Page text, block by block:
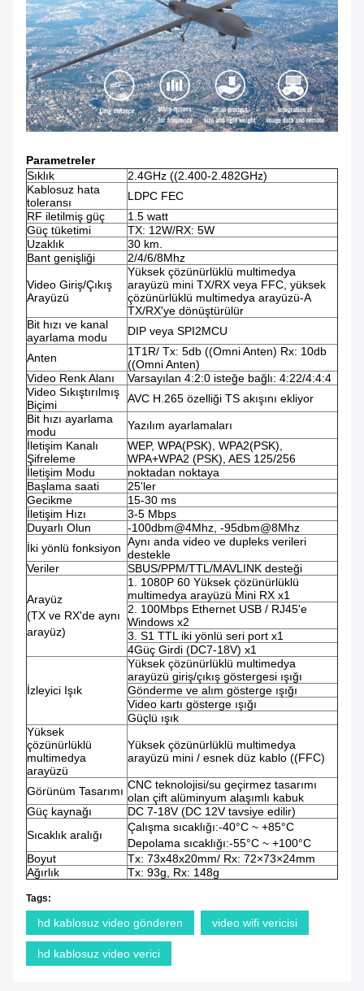
Parametreler
Sıklık
2.4GHz ((2.400-2.482GHz)
Kablosuz hata
toleransı
LDPC FEC
RF iletilmiş güç
1.5 watt
Güç tüketimi
TX: 12W/RX: 5W
Uzaklık
30 km.
Bant genişliği
2/4/6/8Mhz
Video Giriş/Çıkış
Arayüzü
Yüksek çözünürlüklü multimedya
arayüzü mini TX/RX veya FFC, yüksek
çözünürlüklü multimedya arayüzü-A
TX/RX'ye dönüştürülür
Bit hızı ve kanal
ayarlama modu
DIP veya SPI2MCU
Anten
1T1R/ Tx: 5db ((Omni Anten) Rx: 10db
((Omni Anten)
Video Renk Alanı
Varsayılan 4:2:0 isteğe bağlı: 4:22/4:4:4
Video Sıkıştırılmış
Biçimi
AVC H.265 özelliği TS akışını ekliyor
Bit hızı ayarlama
modu
Yazılım ayarlamaları
İletişim Kanalı
Şifreleme
WEP, WPA(PSK), WPA2(PSK),
WPA+WPA2 (PSK), AES 125/256
İletişim Modu
noktadan noktaya
Başlama saati
25'ler
Gecikme
15-30 ms
İletişim Hızı
3-5 Mbps
Duyarlı Olun
-100dbm@4Mhz, -95dbm@8Mhz
İki yönlü fonksiyon Aynı anda video ve dupleks verileri
destekle
Veriler
SBUS/PPM/TTL/MAVLINK desteği
Arayüz
(TX ve RX'de aynı
arayüz)
1. 1080P 60 Yüksek çözünürlüklü
multimedya arayüzü Mini RX x1
2. 100Mbps Ethernet USB / RJ45'e
Windows x2
3. S1 TTL iki yönlü seri port x1
4Güç Girdi (DC7-18V) x1
İzleyici Işık
Yüksek çözünürlüklü multimedya
arayüzü giriş/çıkış göstergesi ışığı
Gönderme ve alım gösterge ışığı
Video kartı gösterge ışığı
Güçlü ışık
Yüksek
çözünürlüklü
multimedya
arayüzü
Yüksek çözünürlüklü multimedya
arayüzü mini / esnek düz kablo ((FFC)
Görünüm Tasarımı CNC teknolojisi/su geçirmez tasarımı
olan çift alüminyum alaşımlı kabuk
Güç kaynağı
DC 7-18V (DC 12V tavsiye edilir)
Sıcaklık aralığı
Çalışma sıcaklığı:-40°C ~ +85°C
Depolama sıcaklığı:-55°C ~ +100°C
Boyut
Tx: 73x48x20mm/ Rx: 72×73×24mm
Ağırlık
Tx: 93g, Rx: 148g
Tags:
hd kablosuz video gönderen video wifi vericisi
hd kablosuz video verici